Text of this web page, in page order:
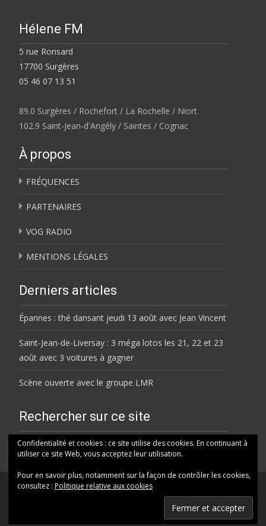
Hélene FM
5 rue Ronsard
17700 Surgères
05 46 07 13 51
89.0 Surgères / Rochefort / La Rochelle / Niort
102.9 Saint-Jean-d'Angély / Saintes / Cognac
À propos
FRÉQUENCES
PARTENAIRES
VOG RADIO
MENTIONS LÉGALES
Derniers articles
Épannes : thé dansant jeudi 13 août avec Jean Vincent
Saint-Jean-de-Liversay : 3 méga lotos les 21, 22 et 23
août avec 3 voitures à gagner
Scène ouverte avec le groupe LMR
Rechercher sur ce site
Rechercher
Confidentialité et cookies : ce site utilise des cookies. En continuant à
utiliser ce site Web, vous acceptez leur utilisation.
Pour en savoir plus, notamment sur la façon de contrôler les cookies,
consultez : Politique relative aux cookies